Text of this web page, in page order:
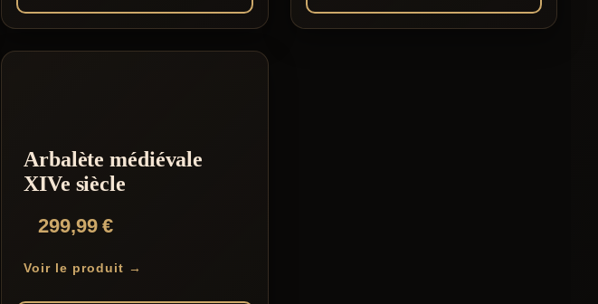
du
produit
Arbalète médiévale
XIVe siècle
299,99€
Voir le produit →